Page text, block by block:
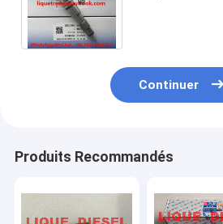
Continuer
Produits Recommandés